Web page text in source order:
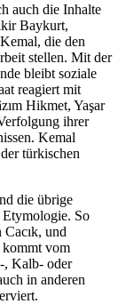
auch die Inhalte
Baykurt,
die den
stellen. Mit der
bleibt soziale
reagiert mit
Hikmet, Yaşar
ihrer
Kemal
türkischen
die übrige
Etymologie. So
und
vom
, Kalb- oder
in anderen